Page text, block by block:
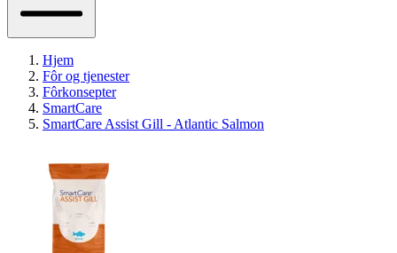
Hjem
Fôr og tjenester
Fôrkonsepter
SmartCare
SmartCare Assist Gill - Atlantic Salmon